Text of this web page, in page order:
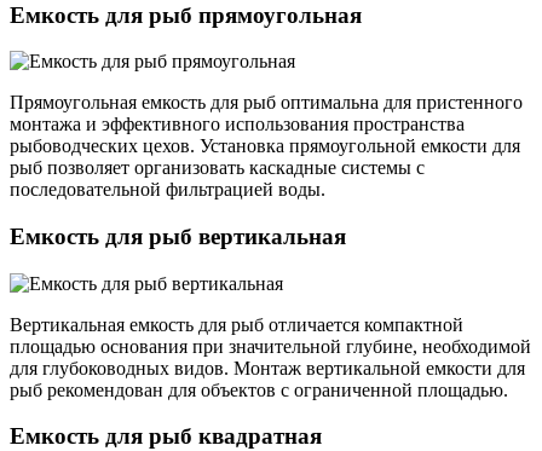
Емкость для рыб прямоугольная
Прямоугольная емкость для рыб оптимальна для пристенного
монтажа и эффективного использования пространства
рыбоводческих цехов. Установка прямоугольной емкости для
рыб позволяет организовать каскадные системы с
последовательной фильтрацией воды.
Емкость для рыб вертикальная
Вертикальная емкость для рыб отличается компактной
площадью основания при значительной глубине, необходимой
для глубоководных видов. Монтаж вертикальной емкости для
рыб рекомендован для объектов с ограниченной площадью.
Емкость для рыб квадратная